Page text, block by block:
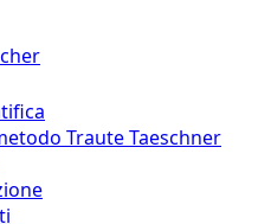
Traute Taeschner